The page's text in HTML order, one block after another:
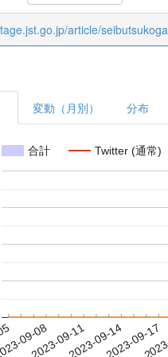
article/
変動（月別） 分布
合計 Twitter (通常)
09-08
2023-09-112023-09-142023-09-17